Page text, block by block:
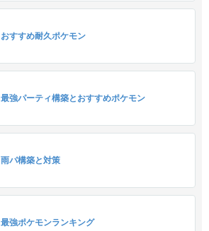
おすすめ耐久ポケモン
最強パーティ構築とおすすめポケモン
雨パ構築と対策
最強ポケモンランキング